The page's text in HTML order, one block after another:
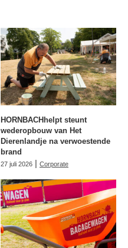
HORNBACHhelpt steunt
wederopbouw van Het
Dierenlandje na verwoestende
brand
27 juli 2026 | Corporate